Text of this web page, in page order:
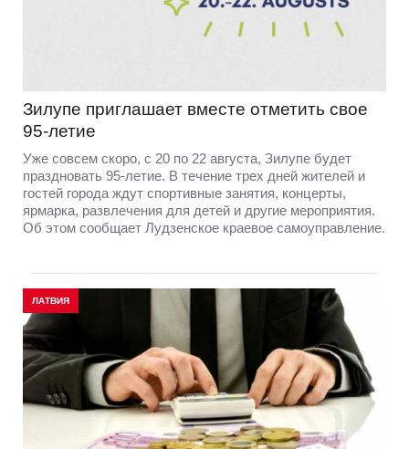
Зилупе приглашает вместе отметить свое
95-летие
Уже совсем скоро, с 20 по 22 августа, Зилупе будет
праздновать 95-летие. В течение трех дней жителей и
гостей города ждут спортивные занятия, концерты,
ярмарка, развлечения для детей и другие мероприятия.
Об этом сообщает Лудзенское краевое самоуправление.
ЛАТВИЯ